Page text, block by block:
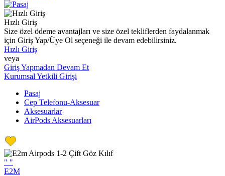
Hızlı Giriş
Size özel ödeme avantajları ve size özel tekliflerden faydalanmak
için Giriş Yap/Üye Ol seçeneği ile devam edebilirsiniz.
Hızlı Giriş
veya
Giriş Yapmadan Devam Et
Kurumsal Yetkili Girişi
Pasaj
Cep Telefonu-Aksesuar
Aksesuarlar
AirPods Aksesuarları
" "
E2M